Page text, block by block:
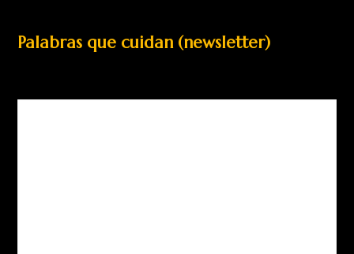
Palabras que cuidan (newsletter)